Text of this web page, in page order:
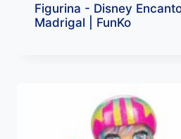
Figurina - Disney
Madrigal | FunKo